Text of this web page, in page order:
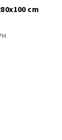
cm